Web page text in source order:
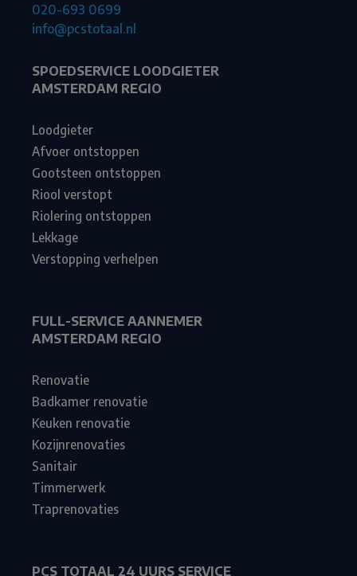
020-693 0699
info@pcstotaal.nl
SPOEDSERVICE LOODGIETER
AMSTERDAM REGIO
Loodgieter
Afvoer ontstoppen
Gootsteen ontstoppen
Riool verstopt
Riolering ontstoppen
Lekkage
Verstopping verhelpen
FULL-SERVICE AANNEMER
AMSTERDAM REGIO
Renovatie
Badkamer renovatie
Keuken renovatie
Kozijnrenovaties
Sanitair
Timmerwerk
Traprenovaties
PCS TOTAAL 24 UURS SERVICE